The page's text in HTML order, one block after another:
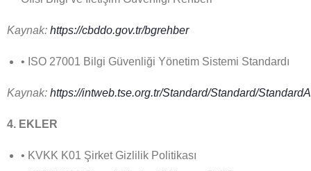
Kaynak: https://cbddo.gov.tr/bgrehber
• ISO 27001 Bilgi Güvenliği Yönetim Sistemi Standardı
Kaynak: https://intweb.tse.org.tr/Standard/Standard/
4. EKLER
• KVKK K01 Şirket Gizlilik Politikası